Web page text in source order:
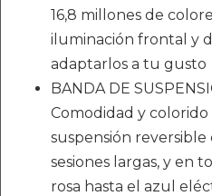
16,8 millones de
iluminación frontal y
adaptarlos a tu gusto
BANDA DE
Comodidad y
suspensión reversible
sesiones largas, y en
rosa hasta el azul